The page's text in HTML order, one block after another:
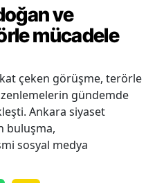
ve
mücadele
çeken görüşme, terörle
gündemde
Ankara siyaset
buluşma,
sosyal medya